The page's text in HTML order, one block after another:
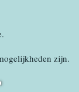
zijn.